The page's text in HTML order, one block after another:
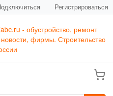
Регистрироваться